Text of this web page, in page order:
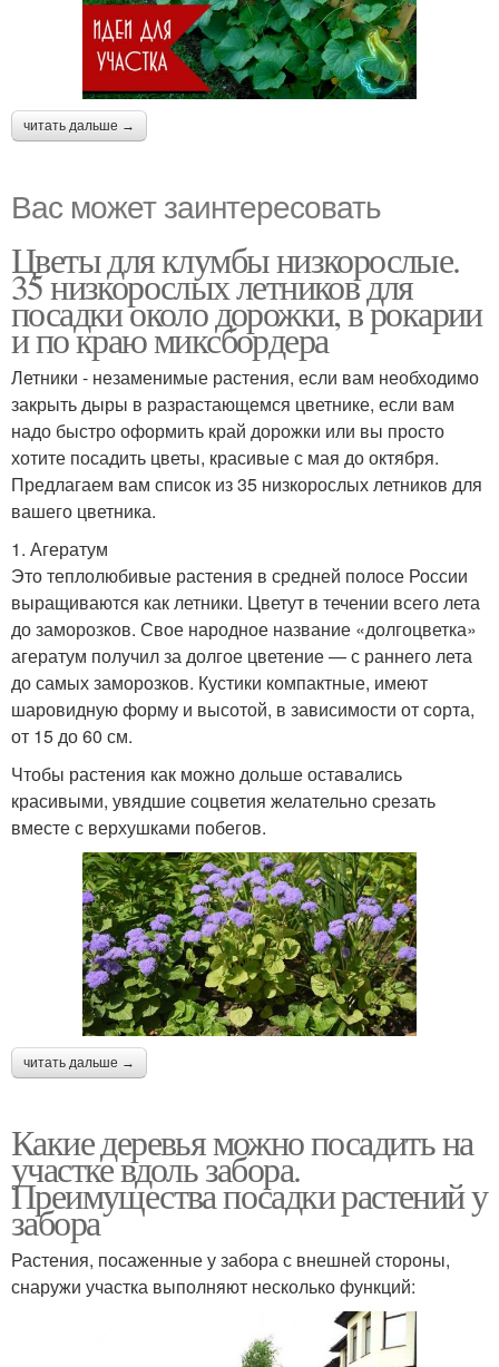
читать дальше →
Вас может заинтересовать
Цветы для клумбы низкорослые.
35 низкорослых летников для
посадки около дорожки, в рокарии
и по краю миксбордера
Летники - незаменимые растения, если вам необходимо
закрыть дыры в разрастающемся цветнике, если вам
надо быстро оформить край дорожки или вы просто
хотите посадить цветы, красивые с мая до октября.
Предлагаем вам список из 35 низкорослых летников для
вашего цветника.
1. Агератум
Это теплолюбивые растения в средней полосе России
выращиваются как летники. Цветут в течении всего лета
до заморозков. Свое народное название «долгоцветка»
агератум получил за долгое цветение — с раннего лета
до самых заморозков. Кустики компактные, имеют
шаровидную форму и высотой, в зависимости от сорта,
от 15 до 60 см.
Чтобы растения как можно дольше оставались
красивыми, увядшие соцветия желательно срезать
вместе с верхушками побегов.
читать дальше →
Какие деревья можно посадить на
участке вдоль забора.
Преимущества посадки растений у
забора
Растения, посаженные у забора с внешней стороны,
снаружи участка выполняют несколько функций: